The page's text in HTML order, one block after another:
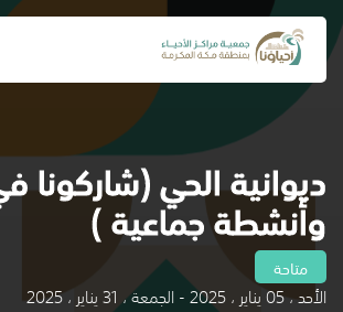
ديوانية الحي (شاركونا
وأنشطة جماعية )
متاحة
الأحد ، 05 يناير ، 2025 - الجمعة ، 31 يناير ، 2025